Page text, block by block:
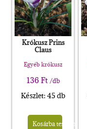
Krókusz Prins
Claus
Egyéb krókusz
136Ft /db
Készlet: 45 db
Kosárba teszem